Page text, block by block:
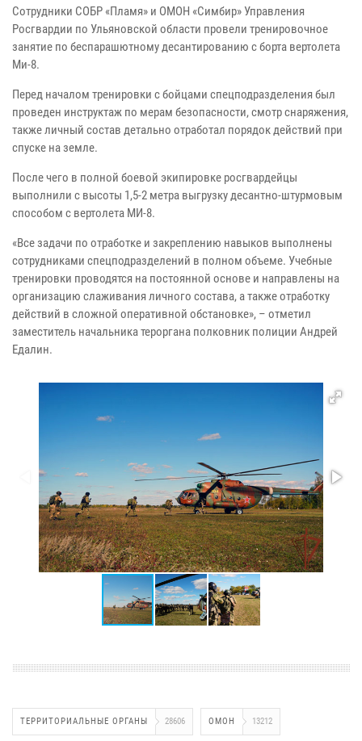
Сотрудники СОБР «Пламя» и ОМОН «Симбир» Управления
Росгвардии по Ульяновской области провели тренировочное
занятие по беспарашютному десантированию с борта вертолета
Ми-8.
Перед началом тренировки с бойцами спецподразделения был
проведен инструктаж по мерам безопасности, смотр снаряжения,
также личный состав детально отработал порядок действий при
спуске на земле.
После чего в полной боевой экипировке росгвардейцы
выполнили с высоты 1,5-2 метра выгрузку десантно-штурмовым
способом с вертолета МИ-8.
«Все задачи по отработке и закреплению навыков выполнены
сотрудниками спецподразделений в полном объеме. Учебные
тренировки проводятся на постоянной основе и направлены на
организацию слаживания личного состава, а также отработку
действий в сложной оперативной обстановке», – отметил
заместитель начальника тероргана полковник полиции Андрей
Едалин.
ТЕРРИТОРИАЛЬНЫЕ ОРГАНЫ 28606 ОМОН 13212